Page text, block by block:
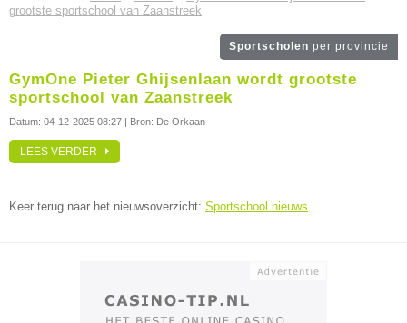
grootste sportschool van Zaanstreek
Sportscholen per provincie
GymOne Pieter Ghijsenlaan wordt grootste
sportschool van Zaanstreek
Datum: 04-12-2025 08:27 | Bron: De Orkaan
LEES VERDER
Keer terug naar het nieuwsoverzicht: Sportschool nieuws